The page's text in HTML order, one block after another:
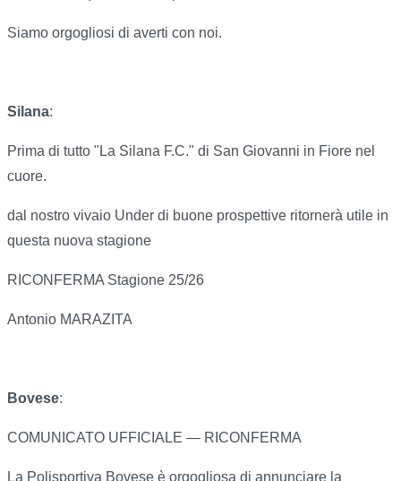
Siamo orgogliosi di averti con noi.
Silana:
Prima di tutto "La Silana F.C." di San Giovanni in Fiore nel
cuore.
dal nostro vivaio Under di buone prospettive ritornerà utile in
questa nuova stagione
RICONFERMA Stagione 25/26
Antonio MARAZITA
Bovese:
COMUNICATO UFFICIALE — RICONFERMA
La Polisportiva Bovese è orgogliosa di annunciare la